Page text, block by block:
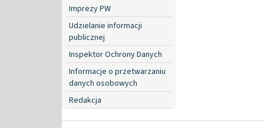
Imprezy PW
Udzielanie informacji
publicznej
Inspektor Ochrony Danych
Informacje o przetwarzaniu
danych osobowych
Redakcja